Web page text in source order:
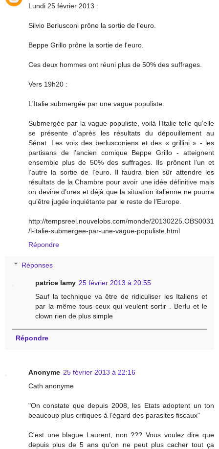
Lundi 25 février 2013 :
Silvio Berlusconi prône la sortie de l'euro.
Beppe Grillo prône la sortie de l'euro.
Ces deux hommes ont réuni plus de 50% des suffrages.
Vers 19h20 :
L'Italie submergée par une vague populiste.
Submergée par la vague populiste, voilà l’Italie telle qu’elle
se présente d’après les résultats du dépouillement au
Sénat. Les voix des berlusconiens et des « grillini » - les
partisans de l'ancien comique Beppe Grillo - atteignent
ensemble plus de 50% des suffrages. Ils prônent l’un et
l’autre la sortie de l’euro. Il faudra bien sûr attendre les
résultats de la Chambre pour avoir une idée définitive mais
on devine d’ores et déjà que la situation italienne ne pourra
qu’être jugée inquiétante par le reste de l’Europe.
http://tempsreel.nouvelobs.com/monde/20130225.OBS0031
/l-italie-submergee-par-une-vague-populiste.html
Répondre
Réponses
patrice lamy 25 février 2013 à 20:55
Sauf la technique va être de ridiculiser les Italiens et
par la même tous ceux qui veulent sortir . Berlu et le
clown rien de plus simple
Répondre
Anonyme 25 février 2013 à 22:16
Cath anonyme
"On constate que depuis 2008, les Etats adoptent un ton
beaucoup plus critiques à l’égard des parasites fiscaux"
C'est une blague Laurent, non ??? Vous voulez dire que
depuis plus de 5 ans qu'on ne peut plus cacher tout ça